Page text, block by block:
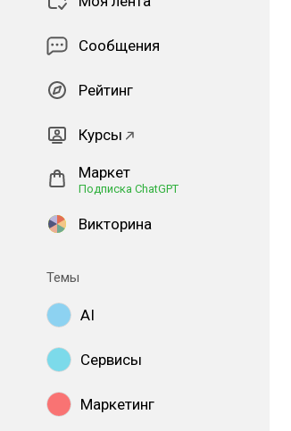
Сообщения
Рейтинг
Курсы
Маркет
Подписка ChatGPT
Викторина
Темы
AI
Сервисы
Маркетинг